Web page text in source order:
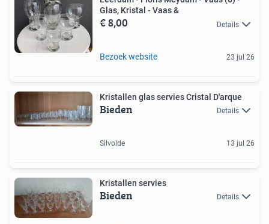
Glas, Kristal - Vaas &
€ 8,00 Details
Bezoek website 23 jul 26
Kristallen glas servies Cristal D'arque
Bieden Details
Silvolde 13 jul 26
Kristallen servies
Bieden Details